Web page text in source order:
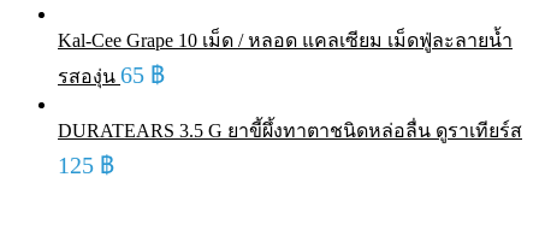
Kal-Cee Grape 10 เม็ด / หลอด แคลเซียม เม็ดฟู่ละลายน้ำ
รสองุ่น 65 ฿
DURATEARS 3.5 G ยาขี้ผึ้งทาตาชนิดหล่อลื่น ดูราเทียร์ส
125 ฿